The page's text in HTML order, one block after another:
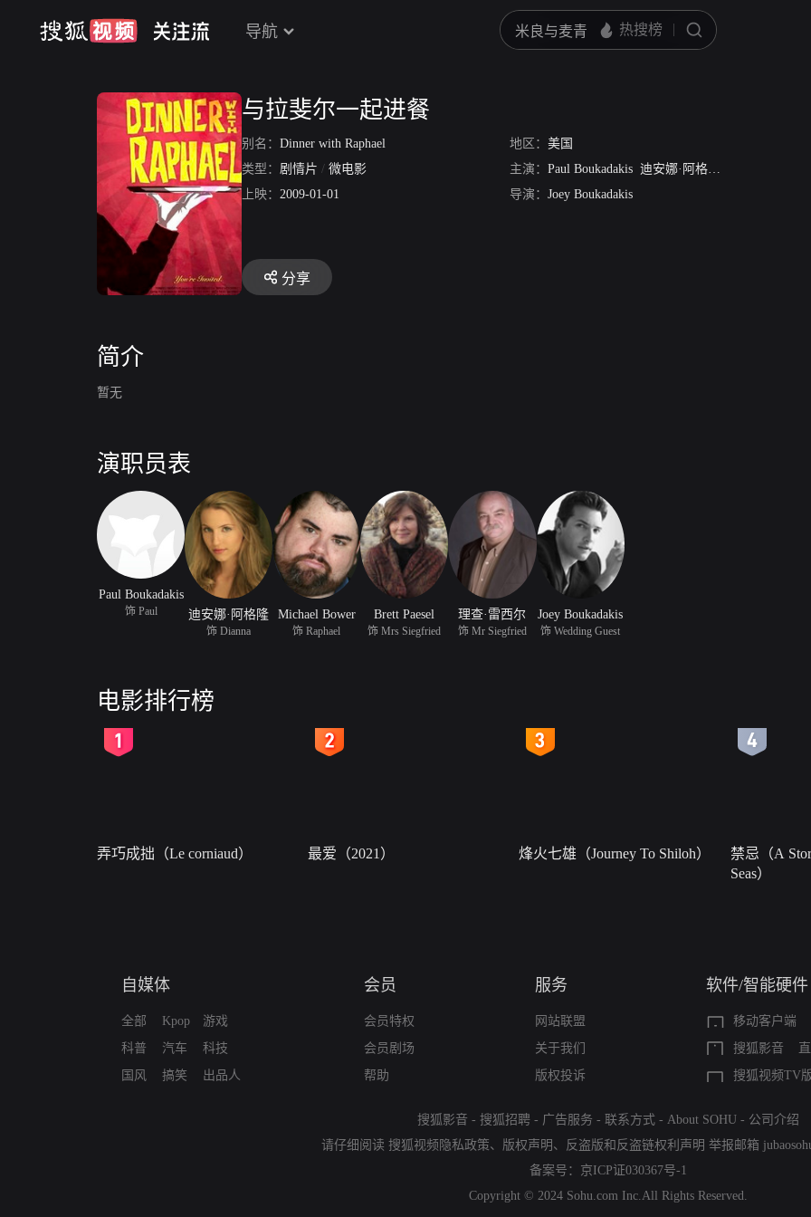
导航
与拉斐尔一起进餐
别名： Dinner with Raphael 地区： 美国
类型： 剧情片 / 微电影 主演： Paul Boukadakis 迪安娜·阿格隆
上映： 2009-01-01 导演： Joey Boukadakis
分享
简介
暂无
演职员表
Paul Boukadakis
饰 Paul 迪安娜·阿格隆
饰 Dianna
Michael Bower
饰 Raphael
Brett Paesel
饰 Mrs Siegfried
理查·雷西尔
饰 Mr Siegfried
Joey Boukadakis
饰 Wedding Guest
电影排行榜
弄巧成拙（Le corniaud） 最爱（2021） 烽火七雄（Journey To Shiloh）
禁忌（A
Seas）
自媒体
全部
科普
国风
Kpop
汽车
搞笑
游戏
科技
出品人
会员
会员特权
会员剧场
帮助
服务
网站联盟
关于我们
版权投诉
软件/智能硬件
移动客户端
搜狐影音
搜狐视频TV
搜狐影音 - 搜狐招聘 - 广告服务 - 联系方式 - About SOHU - 公司介绍
请仔细阅读 搜狐视频隐私政策、 版权声明 、 反盗版和反盗链权利声明 举报邮箱
备案号： 京ICP证030367号-1
Copyright © 2024 Sohu.com Inc.All Rights Reserved.